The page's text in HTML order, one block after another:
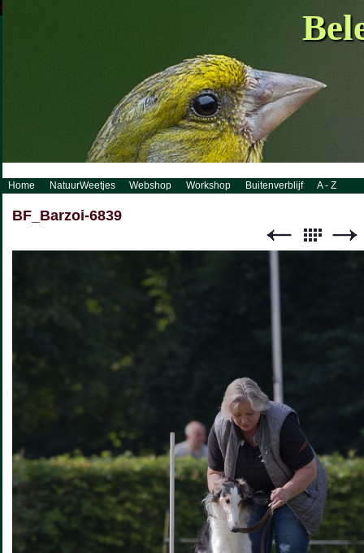
http://www.visueelconcept.nl/sitemap.xml.gz
Home NatuurWeetjes Webshop Workshop Buitenverblijf A - Z
BF_Barzoi-6839